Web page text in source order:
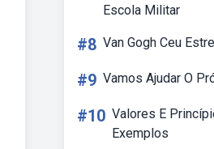
Escola Militar
#8 Van Gogh Ceu
#9 Vamos Ajudar O
#10 Valores E
Exemplos